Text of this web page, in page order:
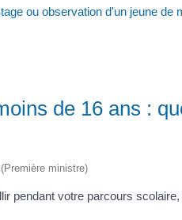
ou observation d'un jeune de
de 16 ans :
ministre)
pendant votre parcours